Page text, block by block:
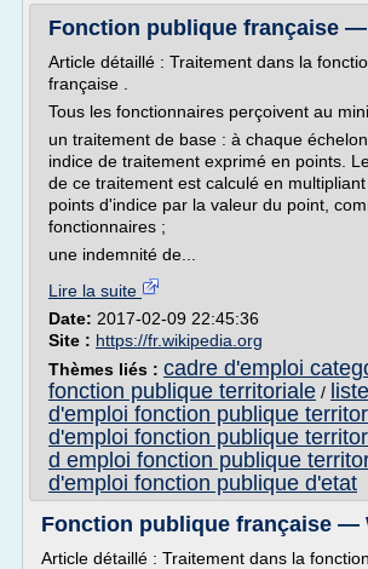
Fonction publique française
Article détaillé : Traitement dans la
française .
Tous les fonctionnaires perçoivent au
un traitement de base : à chaque
indice de traitement exprimé en points.
de ce traitement est calculé en
points d'indice par la valeur du point,
fonctionnaires ;
une indemnité de...
Lire la suite
Date: 2017-02-09 22:45:36
Site : https://fr.wikipedia.org
Thèmes liés : cadre d'emploi
fonction publique territoriale /
d'emploi fonction publique
d'emploi fonction publique
d emploi fonction publique
d'emploi fonction publique d'etat
Fonction publique française —
Article détaillé : Traitement dans la